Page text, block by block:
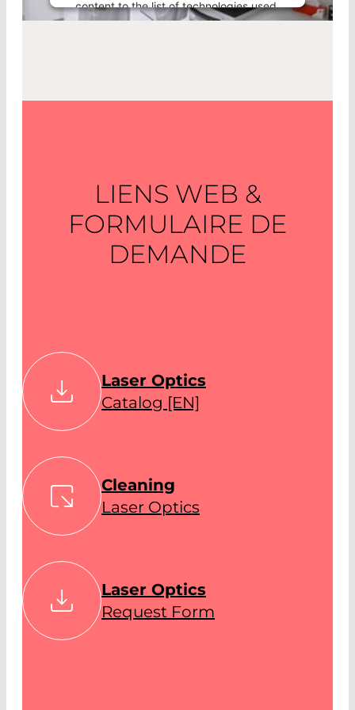
content to the list of technologies used.
LIENS WEB &
FORMULAIRE DE
DEMANDE
Laser Optics
Catalog [EN]
Cleaning
Laser Optics
Laser Optics
Request Form